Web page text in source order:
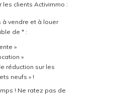
les clients Activimmo :
à vendre et à louer
de * :
»
»
réduction sur les
neufs » !
! Ne ratez pas de